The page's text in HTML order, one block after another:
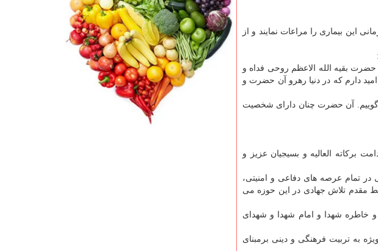
این بیماری را مراعات نمایند و از
حضرت بقیه الله الاعظم روحی فداه و
دارم که در دنیا رهرو آن حضرت و
گوییم. آن حضرت چنان دارای شخصیت
العالیه و بسیجیان عزیز و
تمام عرصه های دفاعی و امنیتی،
مقدم تلاش جهادی در این حوزه می
و خاطره شهدا و امام شهدا و شهدای
به تربیت فرهنگی و دینی برمبنای